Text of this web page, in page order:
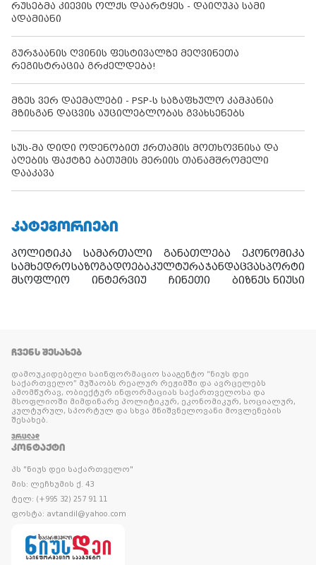
რუსებმა კიევის ოლქს დაარტყეს - დაიღუპა სამი
ადამიანი
გურჯაანის ღვინის ფესტივალზე მეღვინეთა
რეგისტრაცია გრძელდება!
მზეს ვერ დაემალები - PSP-ს საზაფხულო კამპანია
მზისგან დაცვის აუცილებლობას გვახსენებს
სუს-მა დიდი ოდენობით ქრთამის მოთხოვნისა და
აღების ფაქტზე ბათუმის მერიის თანამშრომელი
დააკავა
ᲙᲐᲢᲔᲒᲝᲠᲘᲔᲑᲘ
პოლიტიკა სამართალი განათლება
ეკონომიკა
სამხედროსაზოგადოებაკულტურაჯანდაცვასპორტი
მსოფლიო
ინტერვიუ ჩინეთი ბიზნეს ნიუსი
ᲩᲕᲔᲜᲡ ᲨᲔᲡᲐᲮᲔᲑ
დამოუკიდებელი საინფორმაციო სააგენტო “ნიუს დეი
საქართველო” მუშაობს რეალურ რეჟიმში და ავრცელებს
ამომწურავ, ობიექტურ ინფორმაციას საქართველოსა და
მსოფლიოში მიმდინარე პოლიტიკურ, ეკონომიკურ, სოციალურ,
კულტურულ, სპორტულ და სხვა მნიშვნელოვანი მოვლენების
შესახებ.
ᲕᲠᲪᲚᲐᲓ
ᲙᲝᲜᲢᲐᲥᲢᲘ
პს "ნიუს დეი საქართველო"
მის: ლეჩხუმის ქ. 43
ტელ: (+995 32) 257 91 11
ფოსტა: avtandil@yahoo.com